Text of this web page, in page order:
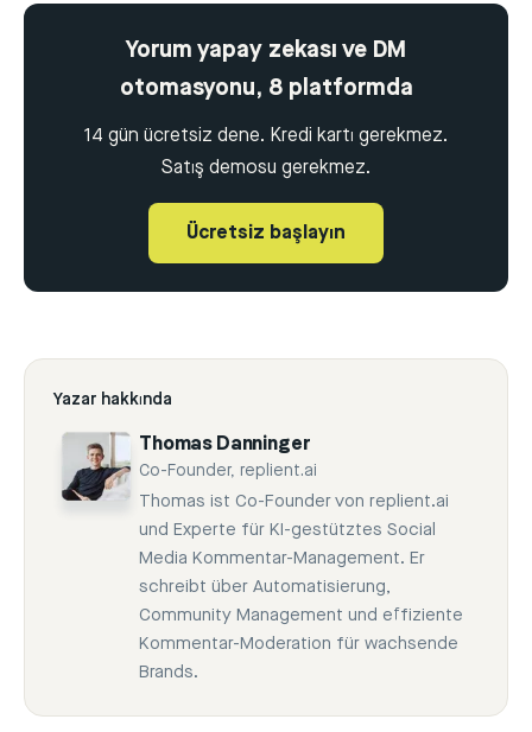
Yorum yapay zekası ve DM
otomasyonu, 8 platformda
14 gün ücretsiz dene. Kredi kartı gerekmez.
Satış demosu gerekmez.
Ücretsiz başlayın
Yazar hakkında
Thomas Danninger
Co-Founder, replient.ai
Thomas ist Co-Founder von replient.ai
und Experte für KI-gestütztes Social
Media Kommentar-Management. Er
schreibt über Automatisierung,
Community Management und effiziente
Kommentar-Moderation für wachsende
Brands.